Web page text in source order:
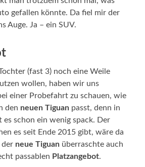
gefallen könnte. Da fiel mir der
Auge. Ja – ein SUV.
(fast 3) noch eine Weile
wollen, haben wir uns
einer Probefahrt zu schauen, wie
den neuen Tiguan passt, denn in
es schon ein wenig spack. Der
es seit Ende 2015 gibt, wäre da
der neue Tiguan überraschte auch
passablen Platzangebot.